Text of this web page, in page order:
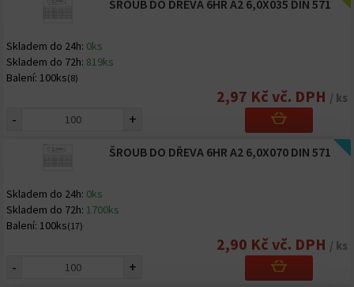
ŠROUB DO DŘEVA 6HR A2 6,0X035 DIN 571
Skladem do 24h: 0ks
Skladem do 72h: 819ks
Balení: 100ks(8)
2,97 Kč vč. DPH / ks
- +
ŠROUB DO DŘEVA 6HR A2 6,0X070 DIN 571
Skladem do 24h: 0ks
Skladem do 72h: 1700ks
Balení: 100ks(17)
2,90 Kč vč. DPH / ks
- +